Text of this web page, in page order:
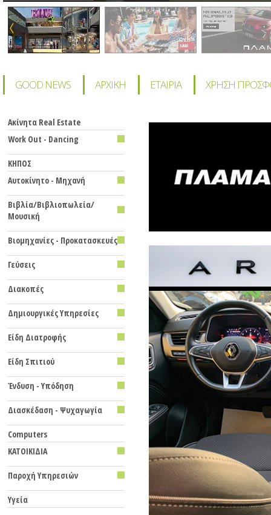
GOOD NEWS ΑΡΧΙΚΗ ΕΤΑΙΡΙΑ ΧΡΗΣΗ
Ακίνητα Real Estate
Work Out - Dancing
KHΠΟΣ
Αυτοκίνητο - Μηχανή
Βιβλία/Βιβλιοπωλεία/
Μουσική
Βιομηχανίες - Προκατασκευές
Γεύσεις
Διακοπές
Δημιουργικές Υπηρεσίες
Είδη Διατροφής
Eίδη Σπιτιού
Ένδυση - Υπόδηση
Διασκέδαση - Ψυχαγωγία
Computers
ΚΑΤΟΙΚΙΔΙΑ
Παροχή Υπηρεσιών
Υγεία